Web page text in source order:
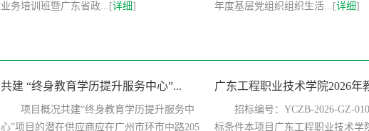
业务培训班暨广东省政...[详细]
年度基层党组织组织生活...[详细]
共建 “终身教育学历提升服务中心”...
项目概况共建“终身教育学历提升服务中
心”项目的潜在供应商应在广州市环市中路205
广东工程职业技术学院2026年
招标编号：YCZB-2026-GZ-
标条件本项目广东工程职业技术学